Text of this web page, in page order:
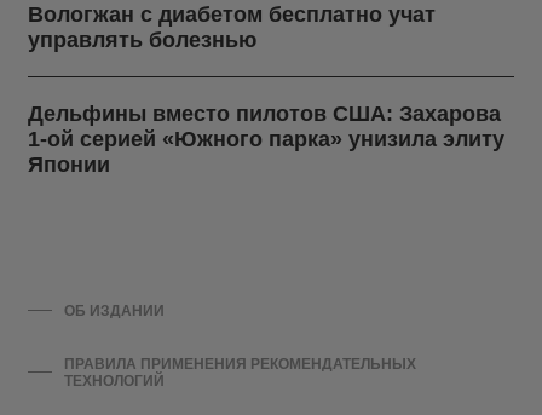
Вологжан с диабетом бесплатно учат
управлять болезнью
Дельфины вместо пилотов США: Захарова
1-ой серией «Южного парка» унизила элиту
Японии
ОБ ИЗДАНИИ
ПРАВИЛА ПРИМЕНЕНИЯ РЕКОМЕНДАТЕЛЬНЫХ
ТЕХНОЛОГИЙ